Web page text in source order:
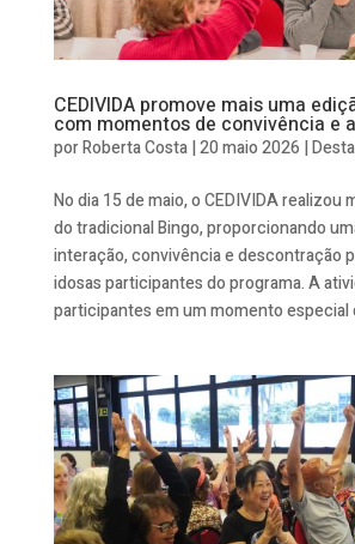
CEDIVIDA promove mais uma
com momentos de convivência e
porRoberta Costa|20 maio 2026 |
No dia 15 de maio, o CEDIVIDA realizou
do tradicional Bingo, proporcionando
interação, convivência e descontração
idosas participantes do programa. A
participantes em um momento especial